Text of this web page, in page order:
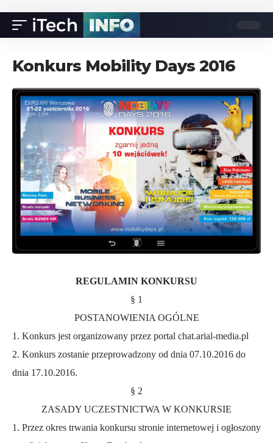
Konkurs Mobility Days 2016
REGULAMIN KONKURSU
§ 1
POSTANOWIENIA OGÓLNE
1. Konkurs jest organizowany przez portal chat.arial-media.pl
2. Konkurs zostanie przeprowadzony od dnia 07.10.2016 do
dnia 17.10.2016.
§ 2
ZASADY UCZESTNICTWA W KONKURSIE
1. Przez okres trwania konkursu stronie internetowej i ogłoszony